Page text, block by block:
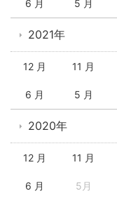
6 月 5 月
2021年
12 月 11 月
6 月 5 月
2020年
12 月 11 月
6 月 5月